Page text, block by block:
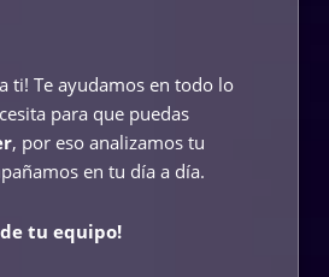
ti! Te ayudamos en todo lo
para que puedas
, por eso analizamos tu
en tu día a día.
de tu equipo!